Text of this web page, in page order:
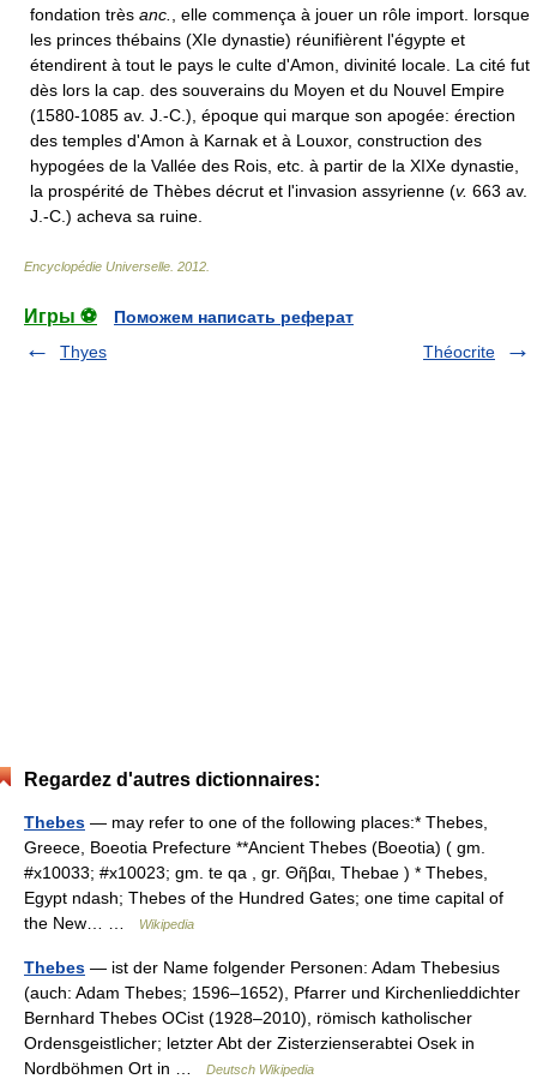
fondation très anc.
, elle commença à jouer un rôle import. lorsque
les princes thébains (XIe dynastie) réunifièrent l'égypte et
étendirent à tout le pays le culte d'Amon, divinité locale. La cité fut
dès lors la cap. des souverains du Moyen et du Nouvel Empire
(1580-1085 av. J.-C.), époque qui marque son apogée: érection
des temples d'Amon à Karnak et à Louxor, construction des
hypogées de la Vallée des Rois, etc. à partir de la XIXe dynastie,
la prospérité de Thèbes décrut et l'invasion assyrienne (v. 663 av.
J.-C.) acheva sa ruine.
Encyclopédie Universelle 2012
Игры ⚽
Поможем написать реферат
Thyes
Théocrite
Regardez d'autres dictionnaires:
Thebes — may refer to one of the following places:* Thebes,
Greece, Boeotia Prefecture **Ancient Thebes (Boeotia) ( gm.
#x10033; #x10023; gm. te qa , gr. Θῆβαι, Thebae ) * Thebes,
Egypt ndash; Thebes of the Hundred Gates; one time capital of
the New… …
Wikipedia
Thebes — ist der Name folgender Personen: Adam Thebesius
(auch: Adam Thebes; 1596–1652), Pfarrer und Kirchenlieddichter
Bernhard Thebes OCist (1928–2010), römisch katholischer
Ordensgeistlicher; letzter Abt der Zisterzienserabtei Osek in
Nordböhmen Ort in …
Deutsch Wikipedia